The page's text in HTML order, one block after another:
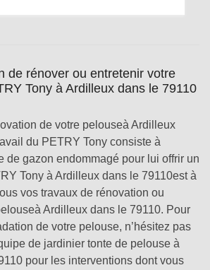
de rénover ou entretenir votre
Tony à Ardilleux dans le 79110
de votre pelouseà Ardilleux
du PETRY Tony consiste à
de gazon endommagé pour lui offrir un
Tony à Ardilleux dans le 79110est à
vos travaux de rénovation ou
Ardilleux dans le 79110. Pour
de votre pelouse, n’hésitez pas
de jardinier tonte de pelouse à
pour les interventions dont vous